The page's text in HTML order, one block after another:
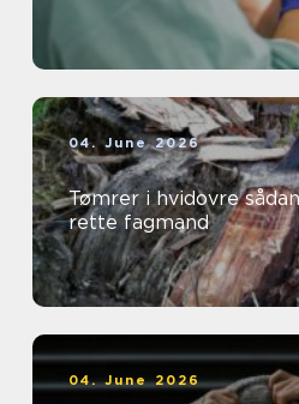
04. June 2026
Tømrer i hvidovre sådan vælger du den
rette fagmand
04. June 2026